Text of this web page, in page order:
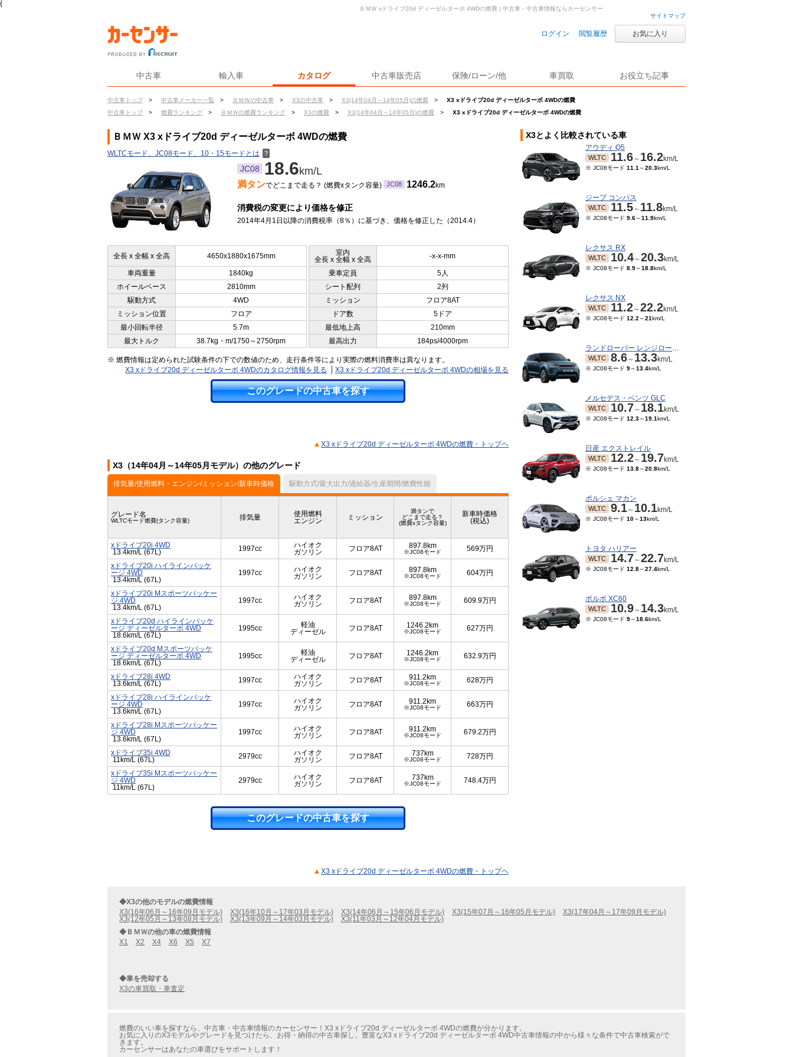
{
サイトマップ
ログイン 閲覧履歴 お気に入り
中古車 輸入車 カタログ 中古車販売店 保険/ローン/他 車買取 お役立ち記事
中古車トップ > 中古車メーカー一覧 > ＢＭＷの中古車 > X3の中古車 > X3(14年04月～14年05月)の燃費 >
X3 xドライブ20d ディーゼルターボ 4WDの燃費
中古車トップ
> 燃費ランキング > ＢＭＷの燃費ランキング > X3の燃費 > X3(14年04月～14年05月)の燃費 > X3 xドライブ20d ディーゼルターボ 4WDの燃費
ＢＭＷ xドライブ20d ディーゼルターボ 4WDの燃費 | 中古車・中古車情報ならカーセンサー
ＢＭＷ X3 xドライブ20d ディーゼルターボ 4WDの燃費
WLTCモード、JC08モード、10・15モードとは ？
JC08 18.6km/L
満タンでどこまで走る？ (燃費xタンク容量) JC08 1246.2km
消費税の変更により価格を修正
2014年4月1日以降の消費税率（8％）に基づき、価格を修正した（2014.4）
全長 x 全幅 x 全高 4650x1880x1675mm
室内
全長 x 全幅 x 全高
-x-x-mm
車両重量 1840kg 乗車定員
5人
ホイールベース
2810mm シート配列
2列
駆動方式
4WD ミッション
フロア8AT
ミッション位置
フロア ドア数
5ドア
最小回転半径
5.7m 最低地上高
210mm
最大トルク
38.7kg・m/1750～2750rpm 最高出力 184ps/4000rpm
※ 燃費情報は定められた試験条件の下での数値のため、走行条件等により実際の燃料消費率は異なります。
X3 xドライブ20d ディーゼルターボ 4WDのカタログ情報を見る
X3 xドライブ20d ディーゼルターボ 4WDの相場を見る
このグレードの中古車を探す
X3 xドライブ20d ディーゼルターボ 4WDの燃費・トップヘ
X3（14年04月～14年05月モデル）の他のグレード
排気量/使用燃料・エンジン/ミッション/新車時価格 駆動方式/最大出力/過給器/生産期間/燃費性能
グレード名
WLTCモード燃費(タンク容量) 排気量
使用燃料
エンジン
ミッション
満タンで
どこまで走る？
(燃費xタンク容量)
新車時価格
(税込)
xドライブ20i 4WD
13.4km/L (67L)
1997cc
ハイオク
ガソリン
フロア8AT 897.8km
※JC08モード 569万円
xドライブ20i ハイラインパッケ
ージ 4WD
13.4km/L (67L)
1997cc
ハイオク
ガソリン
フロア8AT 897.8km
※JC08モード 604万円
xドライブ20i Mスポーツパッケー
ジ 4WD
13.4km/L (67L)
1997cc
ハイオク
ガソリン
フロア8AT 897.8km
※JC08モード 609.9万円
xドライブ20d ハイラインパッケ
ージ ディーゼルターボ 4WD
18.6km/L (67L)
1995cc
軽油
ディーゼル
フロア8AT 1246.2km
※JC08モード 627万円
xドライブ20d Mスポーツパッケ
ージ ディーゼルターボ 4WD
18.6km/L (67L)
1995cc
軽油
ディーゼル
フロア8AT 1246.2km
※JC08モード 632.9万円
xドライブ28i 4WD
13.6km/L (67L)
1997cc
ハイオク
ガソリン
フロア8AT 911.2km
※JC08モード 628万円
xドライブ28i ハイラインパッケ
ージ 4WD
13.6km/L (67L)
1997cc
ハイオク
ガソリン
フロア8AT 911.2km
※JC08モード 663万円
xドライブ28i Mスポーツパッケー
ジ 4WD
13.6km/L (67L)
1997cc
ハイオク
ガソリン
フロア8AT 911.2km
※JC08モード 679.2万円
xドライブ35i 4WD
11km/L (67L)
2979cc
ハイオク
ガソリン
フロア8AT 737km
※JC08モード 728万円
xドライブ35i Mスポーツパッケー
ジ 4WD
11km/L (67L)
2979cc
ハイオク
ガソリン
フロア8AT 737km
※JC08モード 748.4万円
このグレードの中古車を探す
X3 xドライブ20d ディーゼルターボ 4WDの燃費・トップヘ
X3とよく比較されている車
アウディ Q5
WLTC 11.6～ 16.2km/L
※ JC08モード 11.1 ～20.3km/L
ジープ コンパス
WLTC 11.5～ 11.8km/L
※ JC08モード 9.6～11.9km/L
レクサス RX
WLTC 10.4～20.3km/L
※ JC08モード 8.9～18.8km/L
レクサス NX
WLTC 11.2～22.2km/L
※ JC08モード 12.2 ～21km/L
ランドローバー レンジローバーイヴォーク
WLTC 8.6～ 13.3km/L
※ JC08モード 9～13.4km/L
メルセデス・ベンツ GLC
WLTC 10.7～ 18.1km/L
※ JC08モード 12.3～19.1km/L
日産 エクストレイル
WLTC 12.2～ 19.7km/L
※ JC08モード 13.8～20.8km/L
ポルシェ マカン
WLTC 9.1～ 10.1km/L
※ JC08モード 10～13km/L
トヨタ ハリアー
WLTC 14.7～22.7km/L
※ JC08モード 12.8～27.4km/L
ボルボ XC60
WLTC 10.9～ 14.3km/L
※ JC08モード 9～18.6km/L
◆X3の他のモデルの燃費情報
X3(16年06月～16年09月モデル)
X3(16年10月～17年03月モデル) X3(14年06月～15年06月モデル) X3(15年07月～16年05月モデル)
X3(17年04月～17年09月モデル)
X3(12年05月～13年08月モデル)
X3(13年09月～14年03月モデル)
X3(11年03月～12年04月モデル)
◆ＢＭＷの他の車の燃費情報
X1
X2 X4 X6 X5 X7
◆車を売却する
X3の車買取・車査定
燃費のいい車を探すなら、中古車・中古車情報のカーセンサー！X3 xドライブ20d ディーゼルターボ 4WDの燃費が分かります。
お気に入りのX3モデルやグレードを見つけたら、お得・納得の中古車探し。豊富なX3 xドライブ20d ディーゼルターボ 4WD中古車情報の中から様々な条件で中古車検索がで
きます。
カーセンサーはあなたの車選びをサポートします！